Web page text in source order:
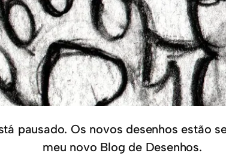
pausado. Os novos desenhos estão
meu novo Blog de Desenhos.